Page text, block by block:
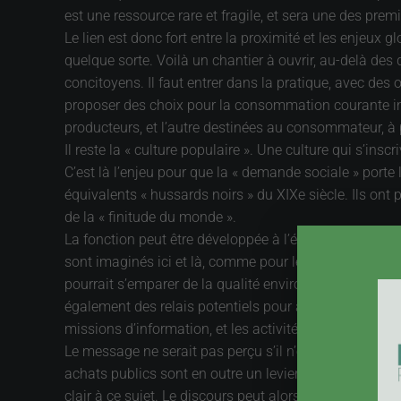
est une ressource rare et fragile, et sera une des
Le lien est donc fort entre la proximité et les enjeux
quelque sorte. Voilà un chantier à ouvrir, au-delà
concitoyens. Il faut entrer dans la pratique, avec
proposer des choix pour la consommation courante
producteurs, et l’autre destinées au consommateur,
Il reste la « culture populaire ». Une culture qui
C’est là l’enjeu pour que la « demande sociale »
équivalents « hussards noirs » du XIXe siècle. Ils
de la « finitude du monde ».
La fonction peut être développée à l’école, mais
sont imaginés ici et là, comme pour le tri des
pourrait s’emparer de la qualité environnementale,
également des relais potentiels pour accompagner
missions d’information, et les activités culturelles.
Le message ne serait pas perçu s’il n’était pas
achats publics sont en outre un levier significatif
clair à ce sujet. Le discours peut alors se